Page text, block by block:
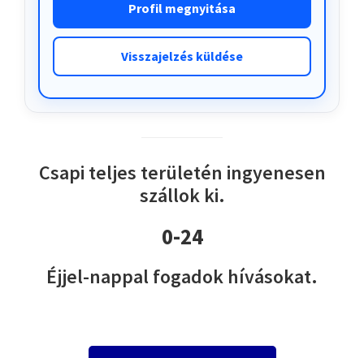
Profil megnyitása
Visszajelzés küldése
Csapi teljes területén ingyenesen
szállok ki.
0-24
Éjjel-nappal fogadok hívásokat.